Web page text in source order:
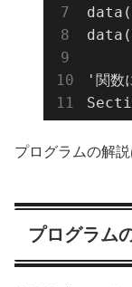
'関数
プログラムの解
プログラム